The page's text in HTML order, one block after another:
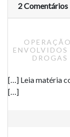
2 Comentários
[…] Leia matéria
[…]